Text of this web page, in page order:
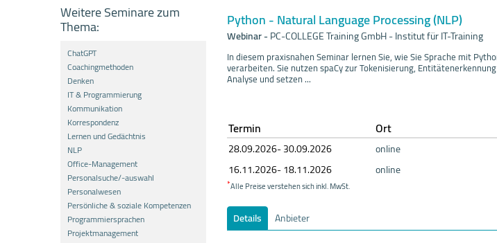
Weitere Seminare zum
Thema:
ChatGPT
Coachingmethoden
Denken
IT & Programmierung
Kommunikation
Korrespondenz
Lernen und Gedächtnis
NLP
Office-Management
Personalsuche/-auswahl
Personalwesen
Persönliche & soziale Kompetenzen
Programmiersprachen
Projektmanagement
Python - Natural Language Processing (NLP)
Webinar-PC-COLLEGE Training GmbH - Institut für IT-Training
In diesem praxisnahen Seminar lernen Sie, wie Sie Sprache mit
verarbeiten. Sie nutzen spaCy zur Tokenisierung,
Analyse und setzen ...
Termin Ort
28.09.2026- 30.09.2026 online
16.11.2026- 18.11.2026 online
*Alle Preise verstehen sich inkl. MwSt.
Details
Anbieter